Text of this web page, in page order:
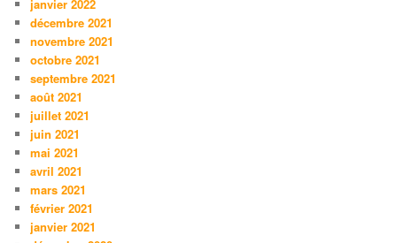
janvier 2022
décembre 2021
novembre 2021
octobre 2021
septembre 2021
août 2021
juillet 2021
juin 2021
mai 2021
avril 2021
mars 2021
février 2021
janvier 2021